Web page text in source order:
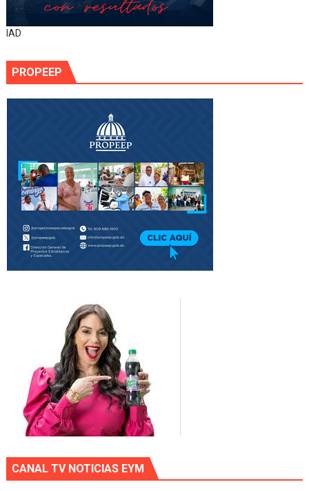
IAD
PROPEEP
CANAL TV NOTICIAS EYM